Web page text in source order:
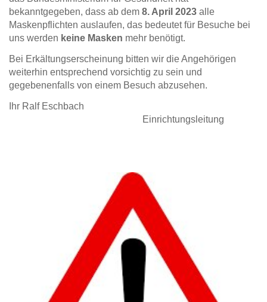
bekanntgegeben, dass ab dem 8. April 2023 alle
Maskenpflichten auslaufen, das bedeutet für Besuche bei
uns werden keine Masken mehr benötigt.
Bei Erkältungserscheinung bitten wir die Angehörigen
weiterhin entsprechend vorsichtig zu sein und
gegebenenfalls von einem Besuch abzusehen.
Ihr Ralf Eschbach
Einrichtungsleitung